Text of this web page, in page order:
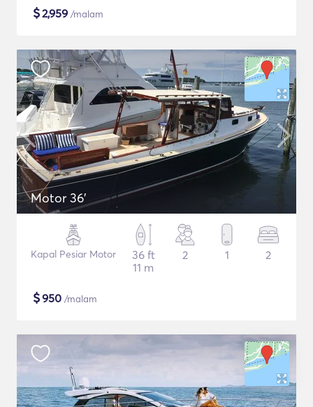
$2,959 /malam
Motor 36'
Kapal Pesiar Motor
36 ft
11 m
2 1 2
$950 /malam